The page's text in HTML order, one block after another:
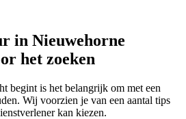
in Nieuwehorne
het zoeken
begint is het belangrijk om met een
Wij voorzien je van een aantal tips
kan kiezen.